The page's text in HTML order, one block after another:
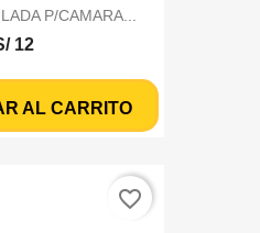
P/CAMARA...
12
AL CARRITO
favorite_border